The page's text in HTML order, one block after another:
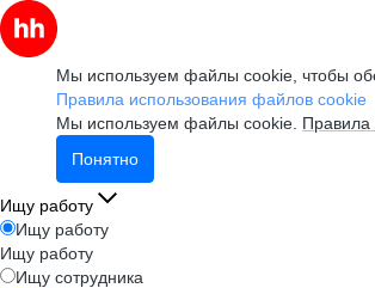
Мы используем файлы cookie, чтобы
Правила использования файлов cookie
Мы используем файлы cookie. Правила
Понятно
Ищу работу
Ищу работу
Ищу работу
Ищу сотрудника